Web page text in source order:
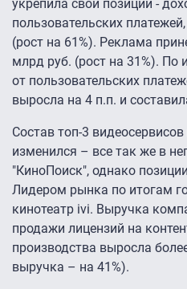
укрепила свои позиции -
пользовательских
(рост на 61%). Реклама
млрд руб. (рост на 31%). По
от пользовательских
выросла на 4 п.п. и
Состав топ-3
изменился – все так же в
"КиноПоиск", однако
Лидером рынка по итогам
кинотеатр ivi. Выручка
продажи лицензий на
производства выросла
выручка – на 41%).